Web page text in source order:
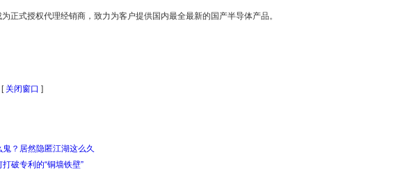
式授权代理经销商，致力为客户提供国内最全最新的国产半导体产品。
关闭窗口 ]
鬼？居然隐匿江湖这么久
破专利的“铜墙铁壁”